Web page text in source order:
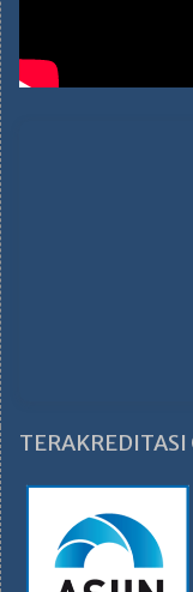
TERAKREDITASI